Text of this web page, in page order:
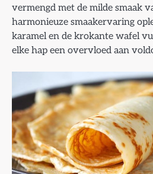
vermengd met de milde smaak
harmonieuze smaakervaring
karamel en de krokante wafel
elke hap een overvloed aan